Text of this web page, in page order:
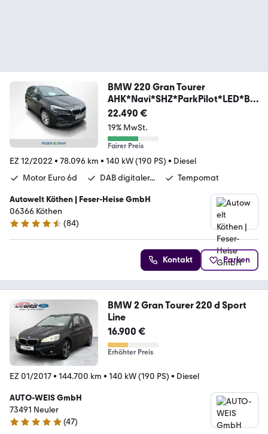
BMW 220 Gran Tourer
AHK*Navi*SHZ*ParkPilot*LED*Blu
et
22.490 €
19% MwSt.
Fairer Preis
EZ 12/2022 • 78.096 km • 140 kW (190 PS) • Diesel
Motor Euro 6d
DAB digitaler... Tempomat
Autowelt Köthen | Feser-Heise GmbH
06366 Köthen
4.3 Sterne
(84)
Kontakt Parken
BMW 2 Gran Tourer 220 d Sport
Line
16.900 €
Erhöhter Preis
EZ 01/2017• 144.700 km • 140 kW (190 PS) • Diesel
AUTO-WEIS GmbH
73491 Neuler
5 Sterne
(47)